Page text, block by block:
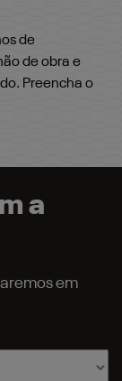
de
de obra e
Preencha o
a
em